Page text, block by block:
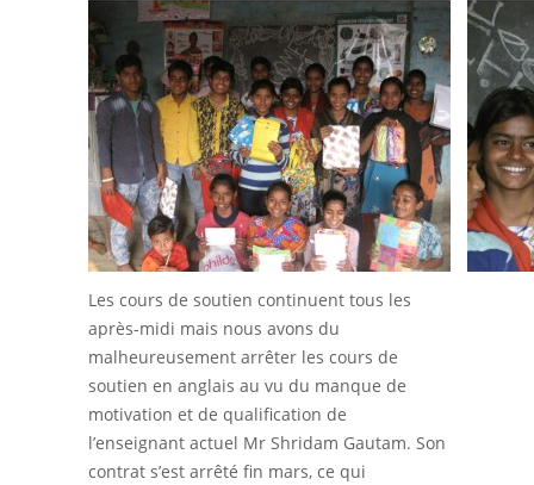
Les cours de soutien continuent tous les
après-midi mais nous avons du
malheureusement arrêter les cours de
soutien en anglais au vu du manque de
motivation et de qualification de
l’enseignant actuel Mr Shridam Gautam. Son
contrat s’est arrêté fin mars, ce qui